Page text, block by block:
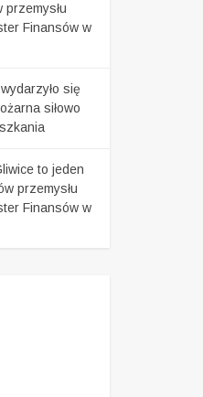
przemysłu
Finansów w
się
siłowo
to jeden
przemysłu
Finansów w